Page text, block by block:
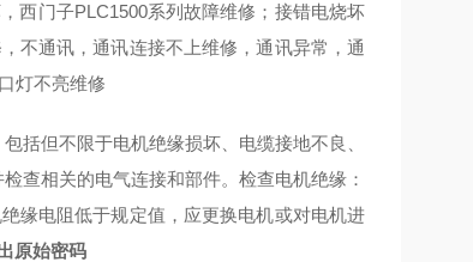
西门子PLC1500系列故障维修；接错电烧坏
不通讯，通讯连接不上维修，通讯异常，通
灯不亮维修
括但不限于电机绝缘损坏、电缆接地不良、
查相关的电气连接和部件。检查电机绝缘：
缘电阻低于规定值，应更换电机或对电机进
原始密码